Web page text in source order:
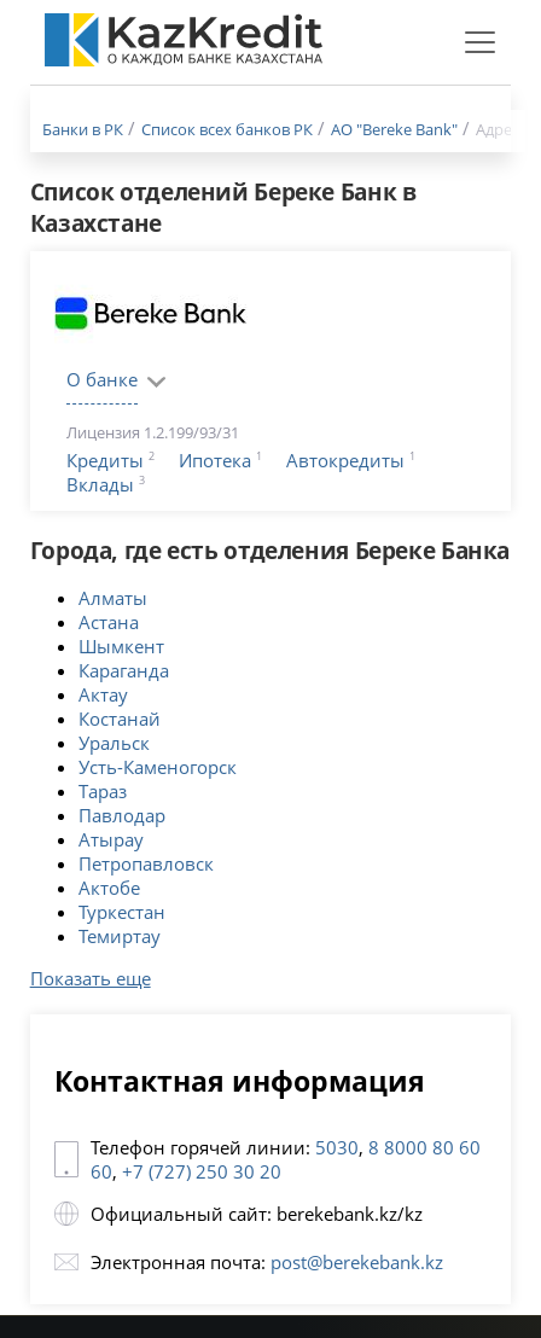
Меню
Банки в РК Список всех банков РК АО "Bereke Bank" Адреса
Список отделений Береке Банк в
Казахстане
О банке
Лицензия 1.2.199/93/31
Кредиты 2 Ипотека 1 Автокредиты 1
Вклады 3
Города, где есть отделения Береке Банка
Алматы
Астана
Шымкент
Караганда
Актау
Костанай
Уральск
Усть-Каменогорск
Тараз
Павлодар
Атырау
Петропавловск
Актобе
Туркестан
Темиртау
Показать еще
Контактная информация
Телефон горячей линии: 5030, 8 8000 80 60
60, +7 (727) 250 30 20
Официальный сайт: berekebank.kz/kz
Электронная почта: post@berekebank.kz